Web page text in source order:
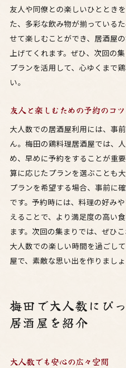
友人や同僚との楽しいひととき
た、多彩な飲み物が揃っている
せて楽しむことができ、居酒屋
上げてくれます。ぜひ、次回の
プランを活用して、心ゆくまで
い。
友人と楽しむための予約のコツ
大人数での居酒屋利用には、事
ん。梅田の鶏料理居酒屋では、
め、早めに予約をすることが重
算に応じたプランを選ぶことも
プランを希望する場合、事前に
です。予約時には、料理の好み
えることで、より満足度の高い
ます。次回の集まりでは、ぜひ
大人数での楽しい時間を過ごし
屋で、素敵な思い出を作りましょ
梅田で大人数にぴ
居酒屋を紹介
大人数でも安心の広々空間